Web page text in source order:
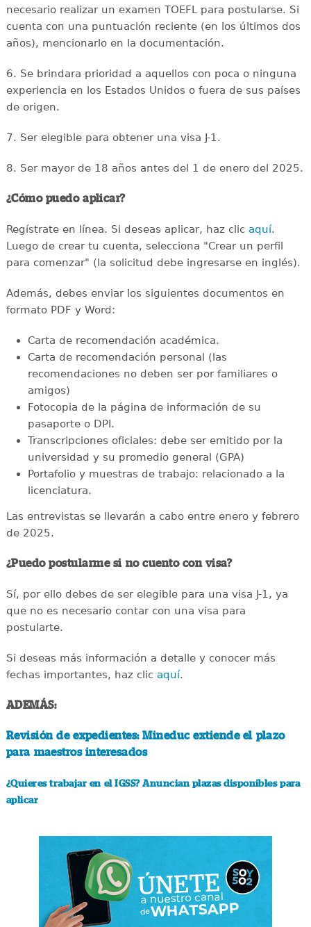
necesario realizar un examen TOEFL para postularse. Si
cuenta con una puntuación reciente (en los últimos dos
años), mencionarlo en la documentación.
6. Se brindara prioridad a aquellos con poca o ninguna
experiencia en los Estados Unidos o fuera de sus países
de origen.
7. Ser elegible para obtener una visa J-1.
8. Ser mayor de 18 años antes del 1 de enero del 2025.
¿Cómo puedo aplicar?
Regístrate en línea. Si deseas aplicar, haz clic aquí.
Luego de crear tu cuenta, selecciona "Crear un perfil
para comenzar" (la solicitud debe ingresarse en inglés).
Además, debes enviar los siguientes documentos en
formato PDF y Word:
Carta de recomendación académica.
Carta de recomendación personal (las
recomendaciones no deben ser por familiares o
amigos)
Fotocopia de la página de información de su
pasaporte o DPI.
Transcripciones oficiales: debe ser emitido por la
universidad y su promedio general (GPA)
Portafolio y muestras de trabajo: relacionado a la
licenciatura.
Las entrevistas se llevarán a cabo entre enero y febrero
de 2025.
¿Puedo postularme si no cuento con visa?
Sí, por ello debes de ser elegible para una visa J-1, ya
que no es necesario contar con una visa para
postularte.
Si deseas más información a detalle y conocer más
fechas importantes, haz clic aquí.
ADEMÁS:
Revisión de expedientes: Mineduc extiende el plazo
para maestros interesados
¿Quieres trabajar en el IGSS? Anuncian plazas disponibles para
aplicar